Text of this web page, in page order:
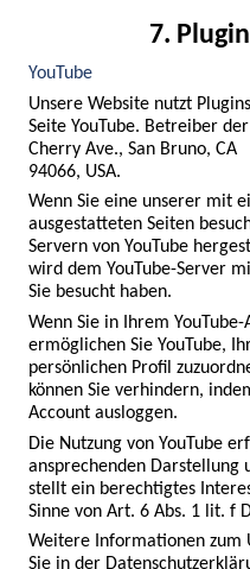
7.
YouTube
Unsere Website nutzt
Seite YouTube. Betreiber
Cherry Ave., San Bruno, CA
94066, USA.
Wenn Sie eine unserer mit
ausgestatteten Seiten
Servern von YouTube
wird dem YouTube-Server
Sie besucht haben.
Wenn Sie in Ihrem
ermöglichen Sie YouTube,
persönlichen Profil
können Sie verhindern,
Account ausloggen.
Die Nutzung von YouTube
ansprechenden Darstellung
stellt ein berechtigtes
Sinne von Art. 6 Abs. 1 lit. f
Weitere Informationen zum
Sie in der